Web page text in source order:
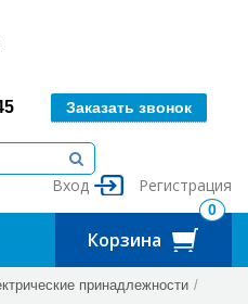
Заказать звонок
Вход Регистрация
Корзина
0
принадлежности /